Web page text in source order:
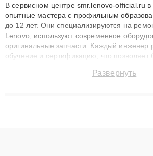
В сервисном центре smr.lenovo-official.ru
опытные мастера с профильным
до 12 лет. Они специализируются на
Lenovo, используют современное
оригинальные запчасти. Каждый инженер
обучение и сертификацию, что позволяет
сохранением гарантии до 3 лет. Наши
Развернуть